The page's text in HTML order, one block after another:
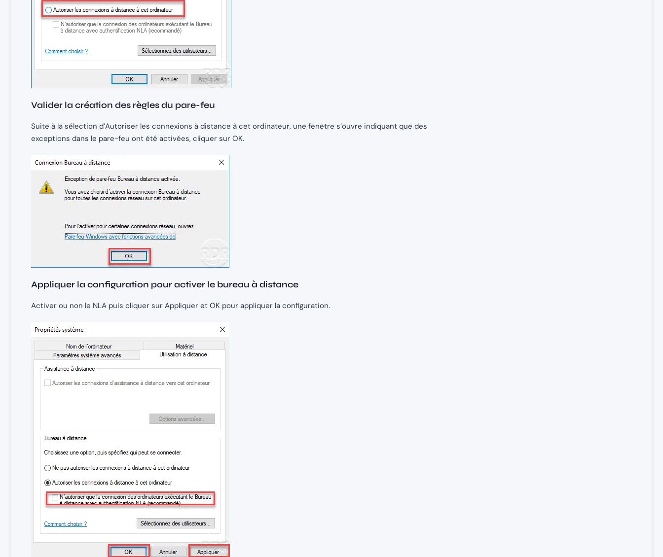
Valider la création des règles du pare-feu
Suite à la sélection d’Autoriser les connexions à distance à cet ordinateur, une fenêtre s’ouvre indiquant que des
exceptions dans le pare-feu ont été activées, cliquer sur OK.
Appliquer la configuration pour activer le bureau à distance
Activer ou non le NLA puis cliquer sur Appliquer et OK pour appliquer la configuration.